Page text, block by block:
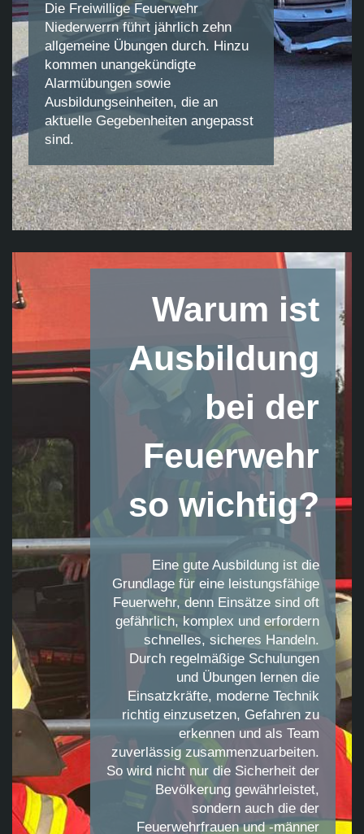
Die Freiwillige Feuerwehr
Niederwerrn führt jährlich zehn
allgemeine Übungen durch. Hinzu
kommen unangekündigte
Alarmübungen sowie
Ausbildungseinheiten, die an
aktuelle Gegebenheiten angepasst
sind.
Warum ist
Ausbildung
bei der
Feuerwehr
so wichtig?
Eine gute Ausbildung ist die
Grundlage für eine leistungsfähige
Feuerwehr, denn Einsätze sind oft
gefährlich, komplex und erfordern
schnelles, sicheres Handeln.
Durch regelmäßige Schulungen
und Übungen lernen die
Einsatzkräfte, moderne Technik
richtig einzusetzen, Gefahren zu
erkennen und als Team
zuverlässig zusammenzuarbeiten.
So wird nicht nur die Sicherheit der
Bevölkerung gewährleistet,
sondern auch die der
Feuerwehrfrauen und -männer